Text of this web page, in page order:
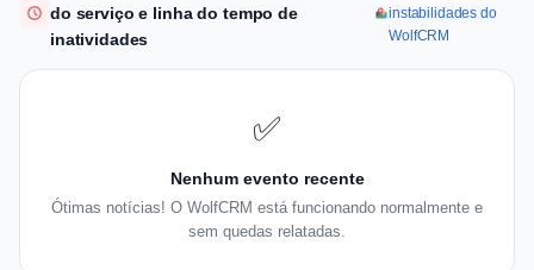
do serviço e linha do tempo de
inatividades
instabilidades do
WolfCRM
✅
Nenhum evento recente
Ótimas notícias! O WolfCRM está funcionando normalmente e
sem quedas relatadas.